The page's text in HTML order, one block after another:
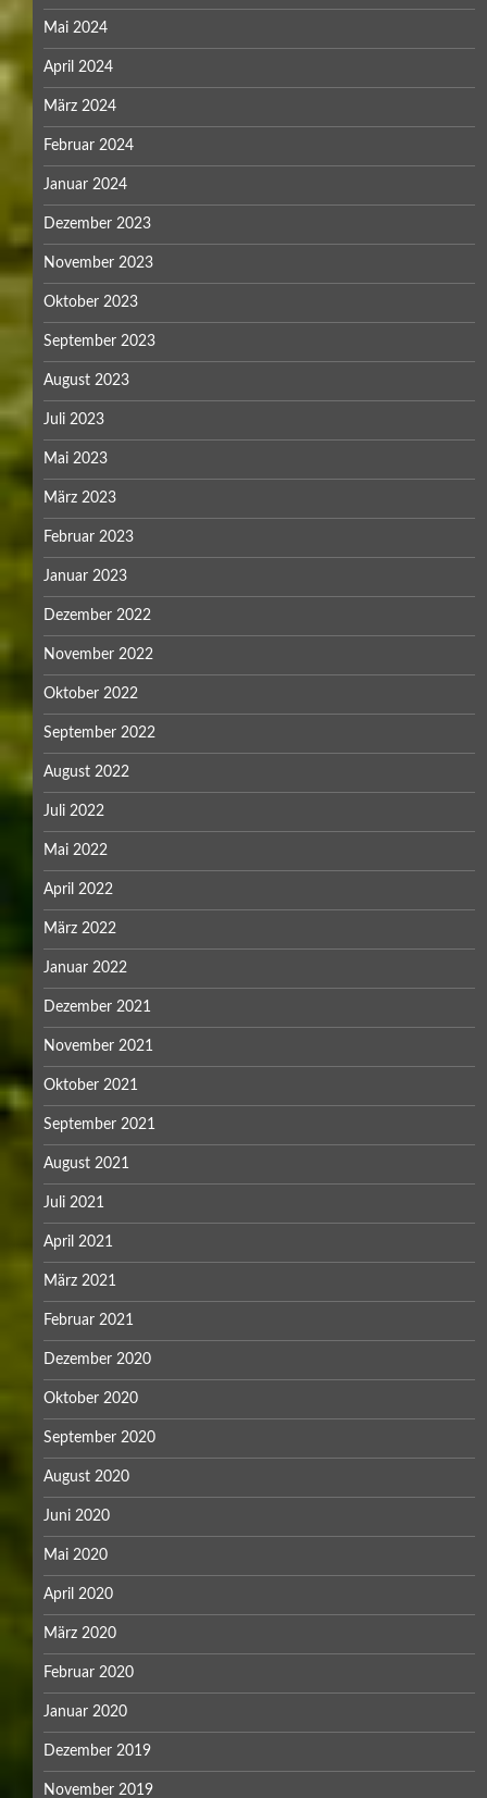
Mai 2024
April 2024
März 2024
Februar 2024
Januar 2024
Dezember 2023
November 2023
Oktober 2023
September 2023
August 2023
Juli 2023
Mai 2023
März 2023
Februar 2023
Januar 2023
Dezember 2022
November 2022
Oktober 2022
September 2022
August 2022
Juli 2022
Mai 2022
April 2022
März 2022
Januar 2022
Dezember 2021
November 2021
Oktober 2021
September 2021
August 2021
Juli 2021
April 2021
März 2021
Februar 2021
Dezember 2020
Oktober 2020
September 2020
August 2020
Juni 2020
Mai 2020
April 2020
März 2020
Februar 2020
Januar 2020
Dezember 2019
November 2019